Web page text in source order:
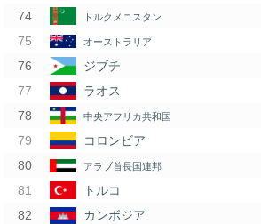
トルクメニスタン
オーストラリア
ジブチ
ラオス
中央アフリカ共和国
コロンビア
アラブ首長国連邦
トルコ
カンボジア